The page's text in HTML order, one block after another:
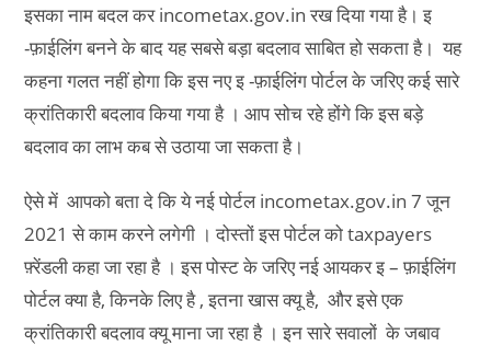
इसका नाम बदल कर incometax.gov.in रख दिया गया है। इ
-फ़ाईलिंग बनने के बाद यह सबसे बड़ा बदलाव साबित हो सकता है। यह
कहना गलत नहीं होगा कि इस नए इ -फ़ाईलिंग पोर्टल के जरिए कई सारे
क्रांतिकारी बदलाव किया गया है । आप सोच रहे होंगे कि इस बड़े
बदलाव का लाभ कब से उठाया जा सकता है।
ऐसे में आपको बता दे कि ये नई पोर्टल incometax.gov.in 7 जून
2021 से काम करने लगेगी । दोस्तों इस पोर्टल को taxpayers
फ़्रेंडली कहा जा रहा है । इस पोस्ट के जरिए नई आयकर इ – फ़ाईलिंग
पोर्टल क्या है, किनके लिए है , इतना खास क्यू है, और इसे एक
क्रांतिकारी बदलाव क्यू माना जा रहा है । इन सारे सवालों के जबाव